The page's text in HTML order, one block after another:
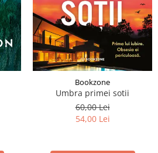
Bookzone
Umbra primei sotii
60,00 Lei
54,00 Lei